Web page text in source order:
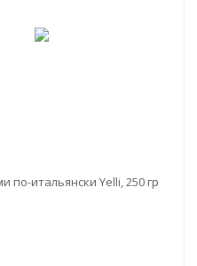
по-итальянски Yelli, 250 гр